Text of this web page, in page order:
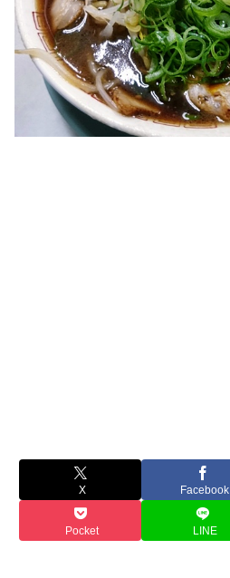
X Facebook
Pocket LINE